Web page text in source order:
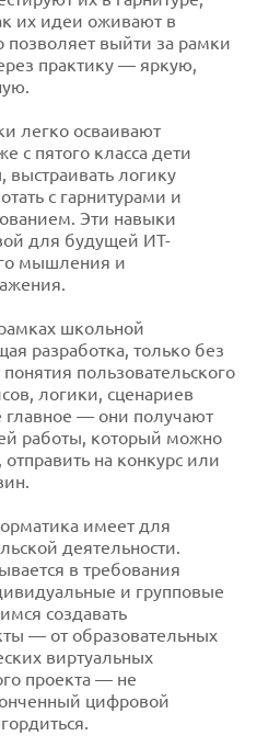
их идеи оживают в
позволяет выйти за рамки
практику — яркую,
легко осваивают
с пятого класса дети
выстраивать логику
с гарнитурами и
Эти навыки
для будущей ИТ-
мышления и
школьной
разработка, только без
пользовательского
логики, сценариев
главное — они получают
работы, который можно
отправить на конкурс или
имеет для
деятельности.
в требования
и групповые
создавать
— от образовательных
виртуальных
проекта — не
цифровой